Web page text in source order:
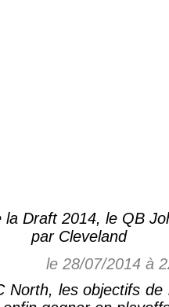
Draft 2014, le QB
par Cleveland
le 28/07/2014 à
North, les objectifs